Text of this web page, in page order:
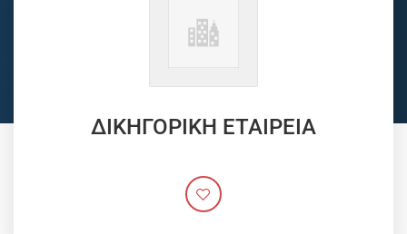
ΔΙΚΗΓΟΡΙΚΗ ΕΤΑΙΡΕΙΑ